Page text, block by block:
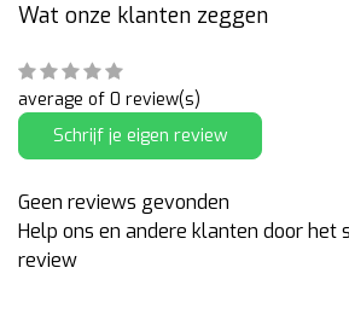
Wat onze klanten zeggen
average of 0 review(s)
Schrijf je eigen review
Geen reviews gevonden
Help ons en andere klanten door het
review